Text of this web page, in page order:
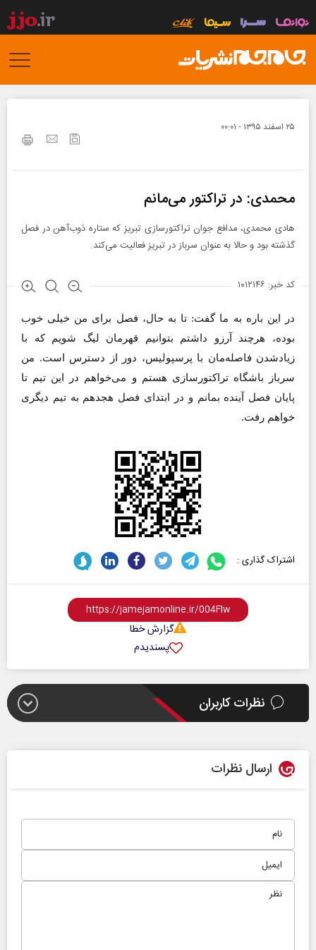
۲۵ اسفند ۱۳۹۵ - ۰۰:۰۱
محمدی: در تراکتور می‌مانم
هادی محمدی، مدافع جوان تراکتورسازی تبریز که ستاره ذوب‌آهن در فصل
گذشته بود و حالا به عنوان سرباز در تبریز فعالیت می‌کند.
کد خبر: ۱۰۱۲۱۴۶
در این باره به ما گفت: تا به حال، فصل برای من خیلی خوب
بوده، هرچند آرزو داشتم بتوانیم قهرمان لیگ شویم که با
زیاد‌شدن فاصله‌مان با پرسپولیس، دور از دسترس است. من
سرباز باشگاه تراکتورسازی هستم و می‌خواهم در این تیم تا
پایان فصل آینده بمانم و در ابتدای فصل هجدهم به تیم دیگری
خواهم رفت.
اشتراک گذاری :
گزارش خطا
پسندیدم
نظرات کاربران
ارسال نظرات